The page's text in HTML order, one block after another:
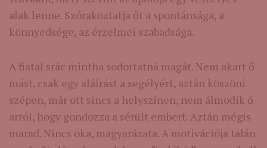
alak lenne. Szórakoztatja őt a spontánsága, a
könnyedsége, az érzelmei szabadsága.
A fiatal srác mintha sodortatná magát. Nem akart ő
mást, csak egy aláírást a segélyért, aztán köszöni
szépen, már ott sincs a helyszínen, nem álmodik ő
arról, hogy gondozza a sérült embert. Aztán mégis
marad. Nincs oka, magyarázata. A motivációja talán